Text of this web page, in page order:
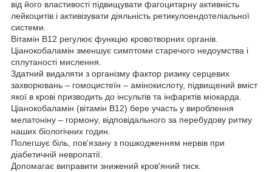
від його властивості підвищувати фагоцитарну активність
лейкоцитів і активізувати діяльність ретикулоендотеліальної
системи.
Вітамін В12 регулює функцію кровотворних органів.
Ціанокобаламін зменшує симптоми старечого недоумства і
сплутаності мислення.
Здатний видаляти з організму фактор ризику серцевих
захворювань – гомоцистеїн – амінокислоту, підвищений вміст
якої в крові призводить до інсультів та інфарктів міокарда.
Ціанокобаламін (вітамін B12) бере участь у вироблення
мелатоніну – гормону, відповідального за перебудову ритму
наших біологічних годин.
Полегшує біль, пов'язану з пошкодженням нервів при
діабетичній невропатії.
Допомагає виправити знижений кров'яний тиск.